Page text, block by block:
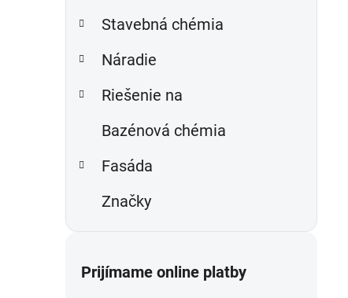
Stavebná chémia
Náradie
Riešenie na
Bazénová chémia
Fasáda
Značky
Prijímame online platby